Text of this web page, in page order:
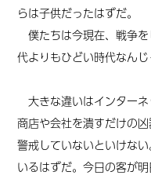
らは子供だったはずだ。
僕たちは今現在、戦争
代よりもひどい時代なんじ
大きな違いはインター
商店や会社を潰すだけの
警戒していないといけな
いるはずだ。今日の客が